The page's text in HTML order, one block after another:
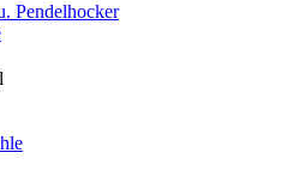
Pendelhocker